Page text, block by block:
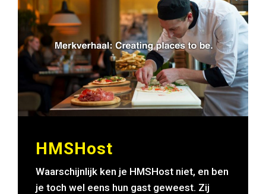
HMSHost
Waarschijnlijk ken je HMSHost niet, en ben
je toch wel eens hun gast geweest. Zij